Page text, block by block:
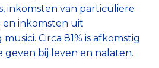
inkomsten van particuliere
inkomsten uit
Circa 81% is afkomstig
geven bij leven en nalaten.